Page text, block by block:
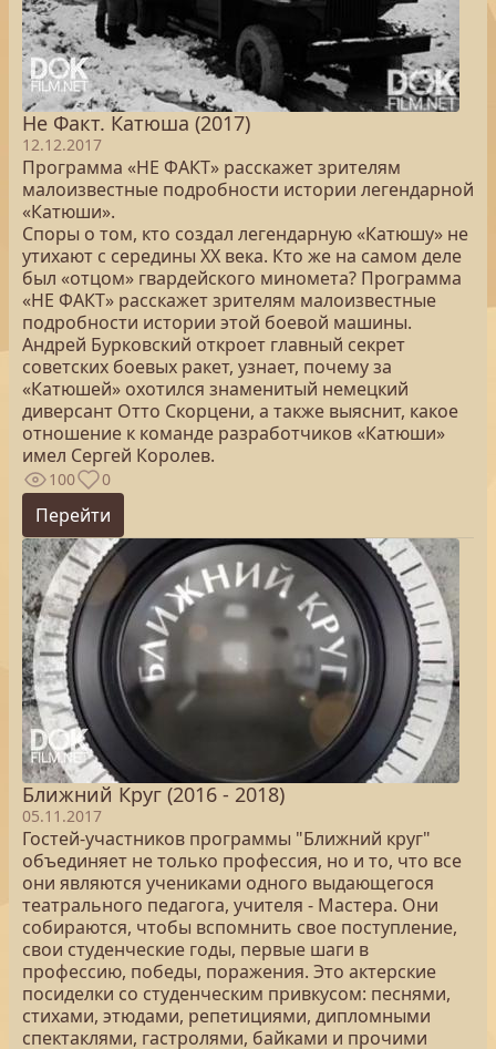
Не Факт. Катюша (2017)
12.12.2017
Программа «НЕ ФАКТ» расскажет зрителям
малоизвестные подробности истории легендарной
«Катюши».
Споры о том, кто создал легендарную «Катюшу» не
утихают с середины XX века. Кто же на самом деле
был «отцом» гвардейского миномета? Программа
«НЕ ФАКТ» расскажет зрителям малоизвестные
подробности истории этой боевой машины.
Андрей Бурковский откроет главный секрет
советских боевых ракет, узнает, почему за
«Катюшей» охотился знаменитый немецкий
диверсант Отто Скорцени, а также выяснит, какое
отношение к команде разработчиков «Катюши»
имел Сергей Королев.
100 0
Перейти
Ближний Круг (2016 - 2018)
05.11.2017
Гостей-участников программы "Ближний круг"
объединяет не только профессия, но и то, что все
они являются учениками одного выдающегося
театрального педагога, учителя - Мастера. Они
собираются, чтобы вспомнить свое поступление,
свои студенческие годы, первые шаги в
профессию, победы, поражения. Это актерские
посиделки со студенческим привкусом: песнями,
стихами, этюдами, репетициями, дипломными
спектаклями, гастролями, байками и прочими